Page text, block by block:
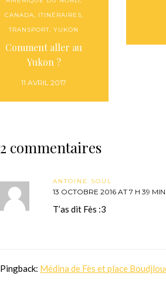
CANADA, ITINÉRAIRES,
TRANSPORT,YUKON
Comment aller au
Yukon ?
11 AVRIL 2017
2 commentaires
ANTOINE SOUL
13 OCTOBRE 2016 AT 7 H 39 MIN
T’as dit Fès :3
Pingback: Médina de Fès et place